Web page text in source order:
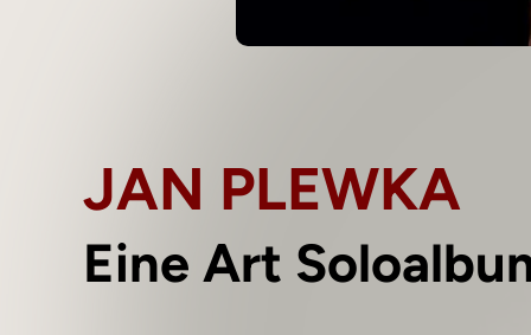
JAN PLEWKA
Eine Art